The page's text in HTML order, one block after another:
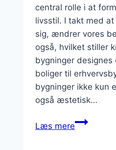
central rolle i at
livsstil. I takt med
sig, ændrer vores
også, hvilket stiller
bygninger designes
boliger til
bygninger ikke kun
også æstetisk…
Læs mere